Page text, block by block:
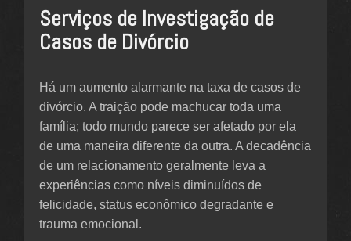
Serviços de Investigação de
Casos de Divórcio
Há um aumento alarmante na taxa de casos de
divórcio. A traição pode machucar toda uma
família; todo mundo parece ser afetado por ela
de uma maneira diferente da outra. A decadência
de um relacionamento geralmente leva a
experiências como níveis diminuídos de
felicidade, status econômico degradante e
trauma emocional.